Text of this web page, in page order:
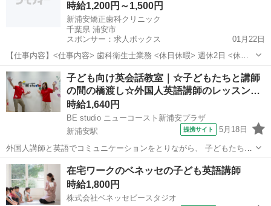
時給1,200円～1,500円
新浦安矯正歯科クリニック
千葉県 浦安市
スポンサー：求人ボックス
01月22日
【仕事内容】<仕事内容> 歯科衛生士業務 <休日休暇> 週休2日 <休暇>
年末年始休暇7日、慶弔休暇、バースデー休暇 <有給休暇> 法定通り 非
常勤の出勤日等については応相談 <その他> <社会保険> 歯科医師国
保、厚生年金、雇...
アルバイト・パート
子ども向け英会話教室｜☆子どもたちと講師
の間の橋渡し☆外国人英語講師のレッスン…
時給1,640円
BE studio ニューコースト新浦安プラザ
新浦安駅
提携サイト 5月18日
外国人講師と英語でコミュニケーションをとりながら、 子どもたちが
楽しめるように全身を使って踊ったり、歌ったり、 ゲームなどを使っ
た英会話レッスンのお仕事♪ ■■ シフトの安定性◎子供たちの成長がや
りがいに！ ■■ こども英...
千葉 浦安市 新浦安駅 その他
在宅ワークのベネッセの子ども英語講師
時給1,800円
株式会社ベネッセビースタジオ